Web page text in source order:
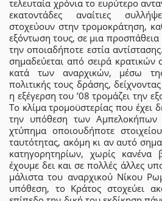
τελευταία χρόνια το ευρύτερο
εκατοντάδες αναίτιες
στοχεύουν στην τρομοκράτηση,
εξόντωση τους, σε μια προσπάθεια
την οποιαδήποτε εστία
σημαδεύεται από σειρά κρατικών
κατά των αναρχικών, μέσω
πολιτικής τους δράσης,
η εξέγερση του ’08 τρομάζει την
Το κλίμα τρομοϋστερίας που έχει
την υπόθεση των Αμπελοκήπων
χτύπημα οποιουδήποτε
ταυτότητας, ακόμη κι αν αυτό
κατηγορητηρίων, χωρίς κανένα
έχουμε δει και σε πολλές άλλες
μάλιστα του αναρχικού Νίκου
υπόθεση, το Κράτος στοχεύει